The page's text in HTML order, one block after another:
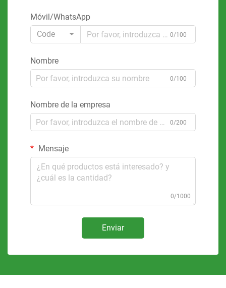
Móvil/WhatsApp
Code
0/100
Nombre
0/100
Nombre de la empresa
0/200
Mensaje
0/1000
Enviar